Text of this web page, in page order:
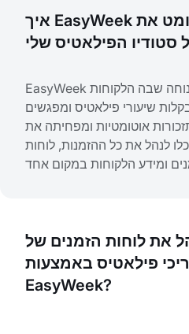
איך EasyWeek יכולה לאוטומט את
EasyWeek מספקת פלטפורמה נוחה שבה הלקוחות
שיעורי פילאטיס ומפגשים
אוטומטיות ומפחיתה את
לנהל את כל ההזמנות, לוחות
את לוחות הזמנים של
פילאטיס באמצעות
EasyWeek?